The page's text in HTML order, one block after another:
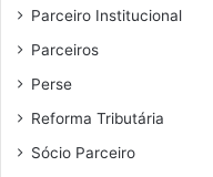
Parceiro Institucional
Parceiros
Perse
Reforma Tributária
Sócio Parceiro